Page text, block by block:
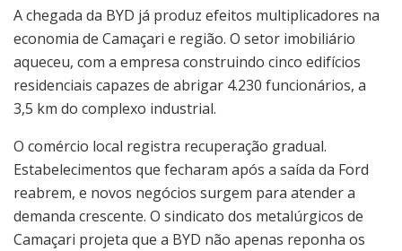
A chegada da BYD já produz efeitos multiplicadores na
economia de Camaçari e região. O setor imobiliário
aqueceu, com a empresa construindo cinco edifícios
residenciais capazes de abrigar 4.230 funcionários, a
3,5 km do complexo industrial.
O comércio local registra recuperação gradual.
Estabelecimentos que fecharam após a saída da Ford
reabrem, e novos negócios surgem para atender a
demanda crescente. O sindicato dos metalúrgicos de
Camaçari projeta que a BYD não apenas reponha os